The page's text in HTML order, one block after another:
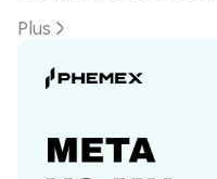
Plus